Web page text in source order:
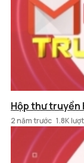
Hộp thư truyền
2 năm trước 1.8K